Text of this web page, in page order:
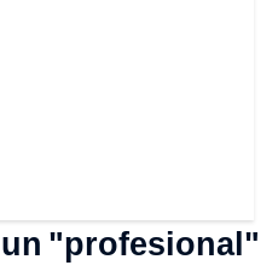
"profesional"